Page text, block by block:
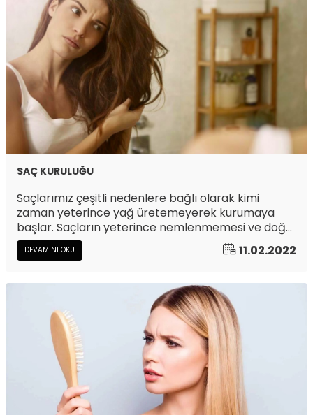
SAÇ KURULUĞU
Saçlarımız çeşitli nedenlere bağlı olarak kimi
zaman yeterince yağ üretemeyerek kurumaya
başlar. Saçların yeterince nemlenmemesi ve doğal
nem dengesinin yitirilmesi ile birlikte kuru saçlarla
karşı karşıya kalabiliriz.
DEVAMINI OKU 11.02.2022